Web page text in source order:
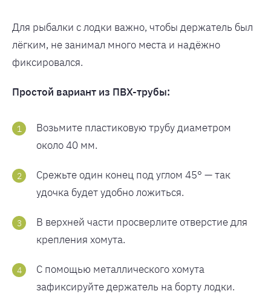
Для рыбалки с лодки важно, чтобы держатель был
лёгким, не занимал много места и надёжно
фиксировался.
Простой вариант из ПВХ-трубы:
Возьмите пластиковую трубу диаметром
около 40 мм.
Срежьте один конец под углом 45° — так
удочка будет удобно ложиться.
В верхней части просверлите отверстие для
крепления хомута.
С помощью металлического хомута
зафиксируйте держатель на борту лодки.